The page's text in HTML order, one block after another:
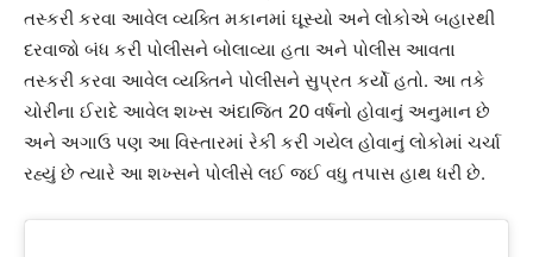
તસ્કરી કરવા આવેલ વ્યક્તિ મકાનમાં ઘૂસ્યો અને લોકોએ બહારથી
દરવાજો બંધ કરી પોલીસને બોલાવ્યા હતા અને પોલીસ આવતા
તસ્કરી કરવા આવેલ વ્યક્તિને પોલીસને સુપ્રત કર્યો હતો. આ તકે
ચોરીના ઈરાદે આવેલ શખ્સ અંદાજિત 20 વર્ષનો હોવાનું અનુમાન છે
અને અગાઉ પણ આ વિસ્તારમાં રેકી કરી ગયેલ હોવાનું લોકોમાં ચર્ચા
રહ્યું છે ત્યારે આ શખ્સને પોલીસે લઈ જઈ વધુ તપાસ હાથ ધરી છે.